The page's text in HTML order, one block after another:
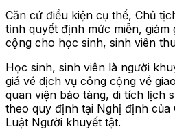
Căn cứ điều kiện cụ thể, Chủ
tỉnh quyết định mức miễn, giảm
cộng cho học sinh, sinh viên
Học sinh, sinh viên là người
giá vé dịch vụ công cộng về
quan viện bảo tàng, di tích lịch
theo quy định tại Nghị định của
Luật Người khuyết tật.